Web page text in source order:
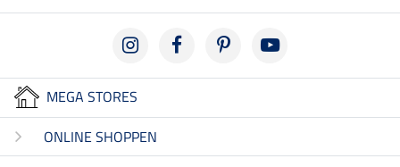
MEGA STORES
ONLINE SHOPPEN